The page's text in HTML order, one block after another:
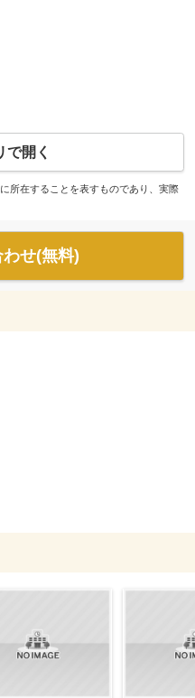
で開く
所在することを表すものであり、実際
せ(無料)